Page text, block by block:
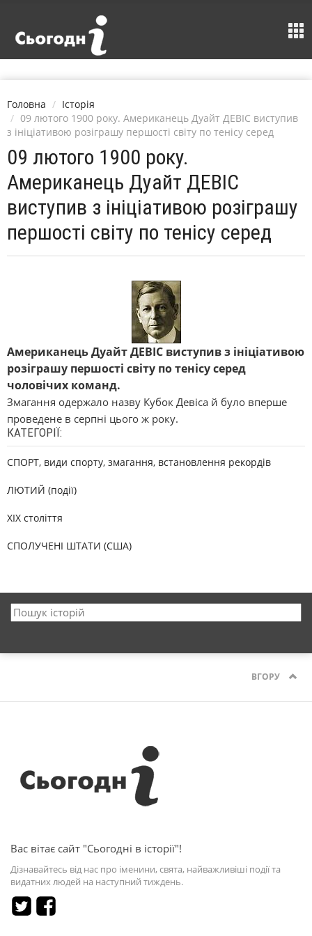
Головна
Історія
09 лютого 1900 року. Американець Дуайт ДЕВІС виступив
з ініціативою розіграшу першості світу по тенісу серед
09 лютого 1900 року.
Американець Дуайт ДЕВІС
виступив з ініціативою розіграшу
першості світу по тенісу серед
Американець Дуайт ДЕВІС виступив з ініціативою
розіграшу першості світу по тенісу серед
чоловічих команд.
Змагання одержало назву Кубок Девіса й було вперше
проведене в серпні цього ж року.
КАТЕГОРІЇ:
СПОРТ, види спорту, змагання, встановлення рекордів
ЛЮТИЙ (події)
XIX століття
СПОЛУЧЕНІ ШТАТИ (США)
ВГОРУ
Вас вітає сайт "Сьогодні в історії"!
Дізнавайтесь від нас про іменини, свята, найважливіші події та
видатних людей на наступний тиждень.